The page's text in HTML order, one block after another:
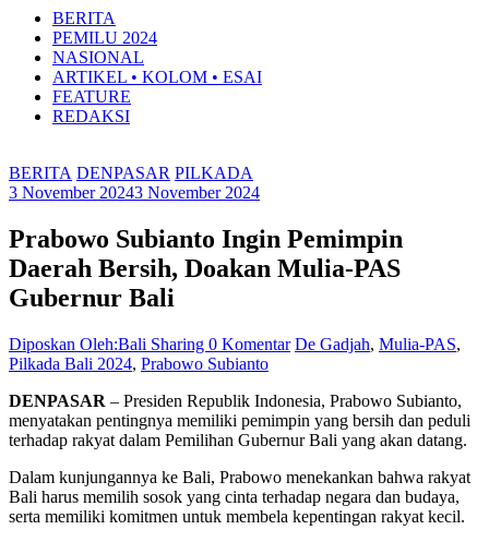
BERITA
PEMILU 2024
NASIONAL
ARTIKEL • KOLOM • ESAI
FEATURE
REDAKSI
BERITA DENPASAR PILKADA
3 November 20243 November 2024
Prabowo Subianto Ingin Pemimpin
Daerah Bersih, Doakan Mulia-PAS
Gubernur Bali
Diposkan Oleh:Bali Sharing 0 Komentar De Gadjah, Mulia-PAS,
Pilkada Bali 2024, Prabowo Subianto
DENPASAR – Presiden Republik Indonesia, Prabowo Subianto,
menyatakan pentingnya memiliki pemimpin yang bersih dan peduli
terhadap rakyat dalam Pemilihan Gubernur Bali yang akan datang.
Dalam kunjungannya ke Bali, Prabowo menekankan bahwa rakyat
Bali harus memilih sosok yang cinta terhadap negara dan budaya,
serta memiliki komitmen untuk membela kepentingan rakyat kecil.